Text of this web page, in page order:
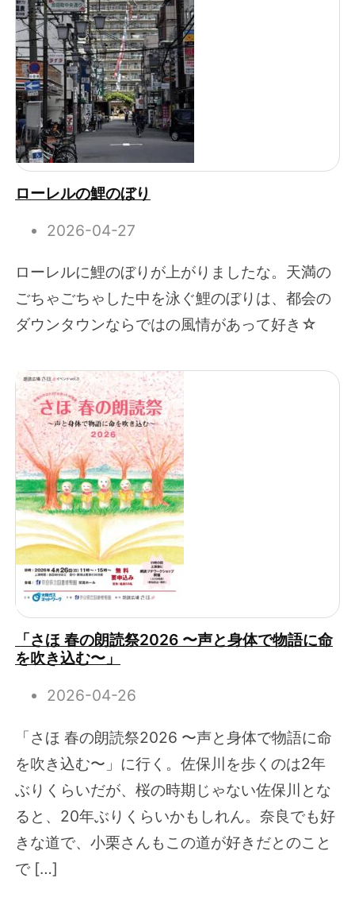
ローレルの鯉のぼり
2026-04-27
ローレルに鯉のぼりが上がりましたな。天満の
ごちゃごちゃした中を泳ぐ鯉のぼりは、都会の
ダウンタウンならではの風情があって好き☆
「さほ 春の朗読祭2026 〜声と身体で物語に命
を吹き込む〜」
2026-04-26
「さほ 春の朗読祭2026 〜声と身体で物語に命
を吹き込む〜」に行く。佐保川を歩くのは2年
ぶりくらいだが、桜の時期じゃない佐保川とな
ると、20年ぶりくらいかもしれん。奈良でも好
きな道で、小栗さんもこの道が好きだとのこと
で […]